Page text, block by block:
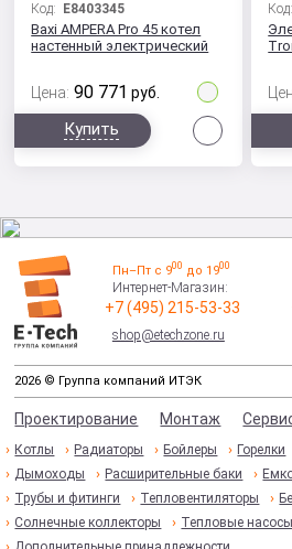
Код: E8403345
Baxi AMPERA Pro 45 котел
настенный электрический
Цена: 90 771 руб.
Купить
Код:
Пн–Пт с 900 до 1900
Интернет-Магазин:
+7 (495) 215-53-33
shop@etechzone.ru
2026 © Группа компаний ИТЭК
Проектирование Монтаж
Котлы Радиаторы Бойлеры Горелки
Дымоходы
Расширительные баки
Трубы и фитинги
Тепловентиляторы
Солнечные коллекторы
Тепловые насосы